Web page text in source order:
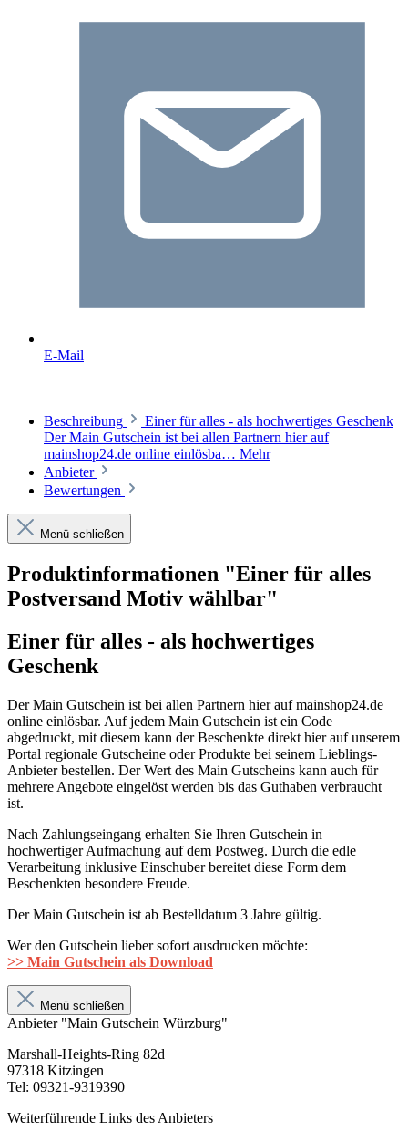
E-Mail
Beschreibung
Einer für alles - als hochwertiges Geschenk
Der Main Gutschein ist bei allen Partnern hier auf
mainshop24.de online einlösba… Mehr
Anbieter
Bewertungen
Menü schließen
Produktinformationen "Einer für alles
Postversand Motiv wählbar"
Einer für alles - als hochwertiges
Geschenk
Der Main Gutschein ist bei allen Partnern hier auf mainshop24.de
online einlösbar. Auf jedem Main Gutschein ist ein Code
abgedruckt, mit diesem kann der Beschenkte direkt hier auf unserem
Portal regionale Gutscheine oder Produkte bei seinem Lieblings-
Anbieter bestellen. Der Wert des Main Gutscheins kann auch für
mehrere Angebote eingelöst werden bis das Guthaben verbraucht
ist.
Nach Zahlungseingang erhalten Sie Ihren Gutschein in
hochwertiger Aufmachung auf dem Postweg. Durch die edle
Verarbeitung inklusive Einschuber bereitet diese Form dem
Beschenkten besondere Freude.
Der Main Gutschein ist ab Bestelldatum 3 Jahre gültig.
Wer den Gutschein lieber sofort ausdrucken möchte:
>> Main Gutschein als Download
Menü schließen
Anbieter "Main Gutschein Würzburg"
Marshall-Heights-Ring 82d
97318 Kitzingen
Tel: 09321-9319390
Weiterführende Links des Anbieters